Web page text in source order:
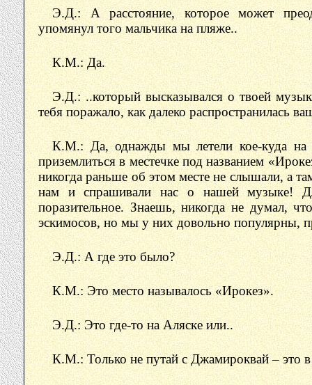
Э.Д.: А расстояние, которое может
упомянул того мальчика на пляже..
К.М.: Да.
Э.Д.: ..который высказывался о твоей
тебя поражало, как далеко распространилась
К.М.: Да, однажды мы летели кое-куда на
приземлиться в местечке под названием
никогда раньше об этом месте не слышали, а
нам и спрашивали нас о нашей музыке!
поразительное. Знаешь, никогда не думал,
эскимосов, но мы у них довольно популярны,
Э.Д.: А где это было?
К.М.: Это место называлось «Ирокез».
Э.Д.: Это где-то на Аляске или..
К.М.: Только не путай с Джамироквай – это